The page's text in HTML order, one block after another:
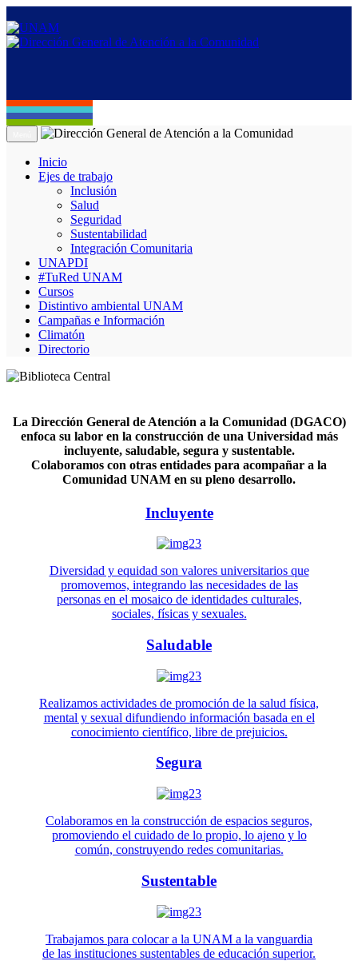
Inicio
Ejes de trabajo
Inclusión
Salud
Seguridad
Sustentabilidad
Integración Comunitaria
UNAPDI
#TuRed UNAM
Cursos
Distintivo ambiental UNAM
Campañas e Información
Climatón
Directorio
La Dirección General de Atención a la Comunidad (DGACO)
enfoca su labor en la construcción de una Universidad más
incluyente, saludable, segura y sustentable.
Colaboramos con otras entidades para acompañar a la
Comunidad UNAM en su pleno desarrollo.
Incluyente
Diversidad y equidad son valores universitarios que
promovemos, integrando las necesidades de las
personas en el mosaico de identidades culturales,
sociales, físicas y sexuales.
Saludable
Realizamos actividades de promoción de la salud física,
mental y sexual difundiendo información basada en el
conocimiento científico, libre de prejuicios.
Segura
Colaboramos en la construcción de espacios seguros,
promoviendo el cuidado de lo propio, lo ajeno y lo
común, construyendo redes comunitarias.
Sustentable
Trabajamos para colocar a la UNAM a la vanguardia
de las instituciones sustentables de educación superior.